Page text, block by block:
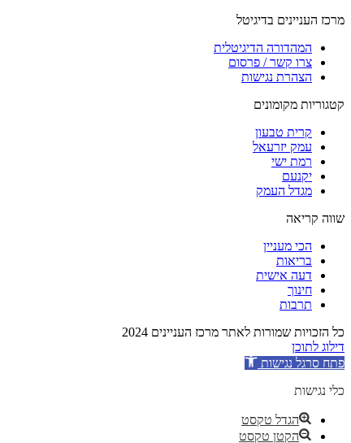
מרכז העניינים בדיגיטל
המהדורה הדיגיטלית
צרו קשר / פרסום
הצהרת נגישות
קטגוריות מקומונים
קרית טבעון
עמק יזרעאל
רמת ישי
יקנעם
מגדל העמק
שווה קריאה
הכי מעניין
בריאות
דעה אישית
חינוך
תרבות
כל הזכויות שמורות לאתר מרכז העניינים 2024
דילוג לתוכן
פתח סרגל נגישות
כלי נגישות
הגדל טקסט
הקטן טקסט